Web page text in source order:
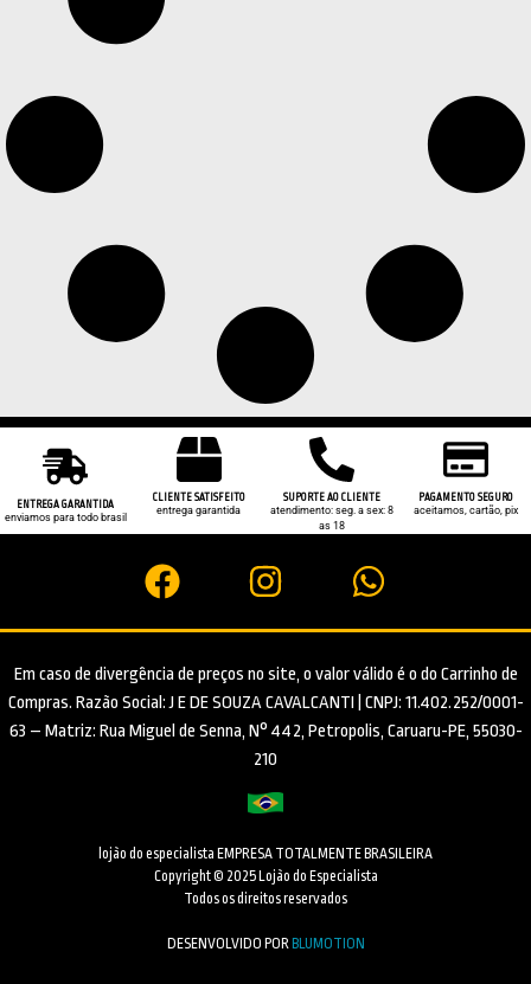
ENTREGA GARANTIDA
enviamos para todo brasil
CLIENTE SATISFEITO
entrega garantida
SUPORTE AO CLIENTE
atendimento: seg. a sex: 8
as 18
PAGAMENTO SEGURO
aceitamos, cartão, pix
Em caso de divergência de preços no site, o valor válido é o do Carrinho de
Compras. Razão Social: J E DE SOUZA CAVALCANTI | CNPJ: 11.402.252/0001-
63 – Matriz: Rua Miguel de Senna, N° 442, Petropolis, Caruaru-PE, 55030-
210
lojão do especialista EMPRESA TOTALMENTE BRASILEIRA
Copyright © 2025 Lojão do Especialista
Todos os direitos reservados
DESENVOLVIDO PORBLUMOTION